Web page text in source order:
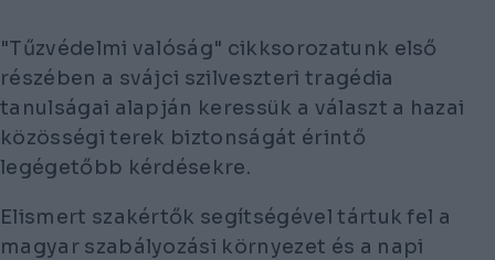
"Tűzvédelmi valóság" cikksorozatunk első
részében a svájci szilveszteri tragédia
tanulságai alapján keressük a választ a hazai
közösségi terek biztonságát érintő
legégetőbb kérdésekre.
Elismert szakértők segítségével tártuk fel a
magyar szabályozási környezet és a napi